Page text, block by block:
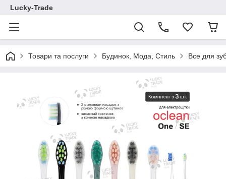
Lucky-Trade
Товари та послуги Будинок, Мода, Стиль Все для